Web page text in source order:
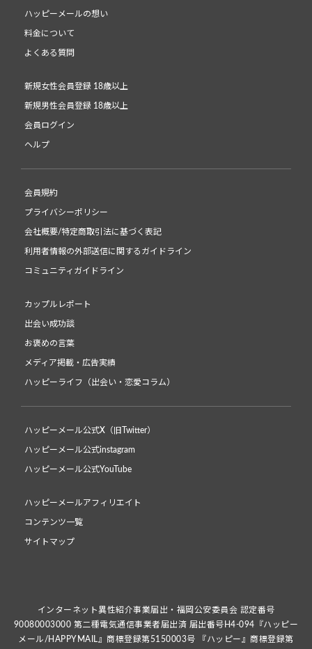
ハッピーメールの想い
料金について
よくある質問
新規女性会員登録 18歳以上
新規男性会員登録 18歳以上
会員ログイン
ヘルプ
会員規約
プライバシーポリシー
会社概要/特定商取引法に基づく表記
利用者情報の外部送信に関するガイドライン
コミュニティガイドライン
カップルレポート
出会い成功談
お褒めの言葉
メディア掲載・広告実績
ハッピーライフ（出会い・恋愛コラム）
ハッピーメール公式X（旧Twitter）
ハッピーメール公式instagram
ハッピーメール公式YouTube
ハッピーメールアフィリエイト
コンテンツ一覧
サイトマップ
インターネット異性紹介事業届出・福岡公安委員会 認定番号
90080003000 第二種電気通信事業者届出済 届出番号H4-094『ハッピー
メール/HAPPYMAIL』商標登録第5150003号 『ハッピー』商標登録第